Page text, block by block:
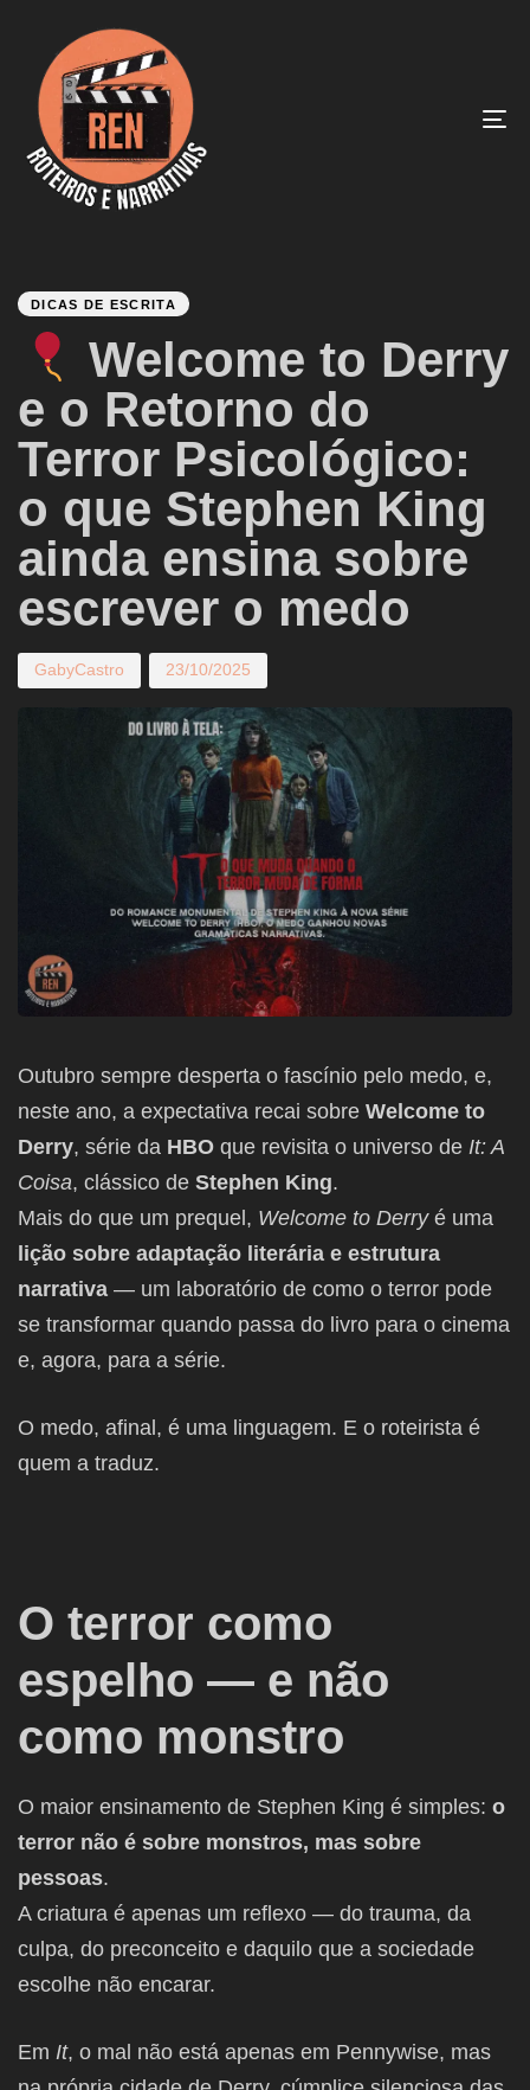
DICAS DE ESCRITA
Welcome to Derry
e o Retorno do
Terror Psicológico:
o que Stephen King
ainda ensina sobre
escrever o medo
GabyCastro 23/10/2025
Outubro sempre desperta o fascínio pelo medo, e,
neste ano, a expectativa recai sobre Welcome to
Derry, série da HBO que revisita o universo de It: A
Coisa, clássico de Stephen King.
Mais do que um prequel, Welcome to Derryé uma
lição sobre adaptação literária e estrutura
narrativa — um laboratório de como o terror pode
se transformar quando passa do livro para o cinema
e, agora, para a série.
O medo, afinal, é uma linguagem. E o roteirista é
quem a traduz.
O terror como
espelho — e não
como monstro
O maior ensinamento de Stephen King é simples: o
terror não é sobre monstros, mas sobre
pessoas.
A criatura é apenas um reflexo — do trauma, da
culpa, do preconceito e daquilo que a sociedade
escolhe não encarar.
Em It, o mal não está apenas em Pennywise, mas